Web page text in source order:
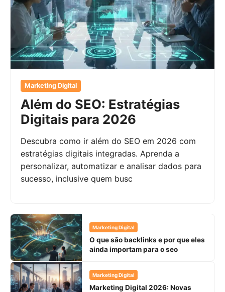
Marketing Digital
Além do SEO: Estratégias
Digitais para 2026
Descubra como ir além do SEO em 2026 com
estratégias digitais integradas. Aprenda a
personalizar, automatizar e analisar dados para
sucesso, inclusive quem busc
Marketing Digital
O que são backlinks e por que eles
ainda importam para o seo
Marketing Digital
Marketing Digital 2026: Novas